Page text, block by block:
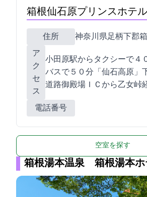
箱根仙石原プリンスホテル
住所
神奈川県足柄下郡箱根
ア
ク
セ
ス
小田原駅からタクシーで４
バスで５０分「仙石高原」
道路御殿場ＩＣから乙女峠
電話番号
空室を探す
箱根湯本温泉 箱根湯本ホ